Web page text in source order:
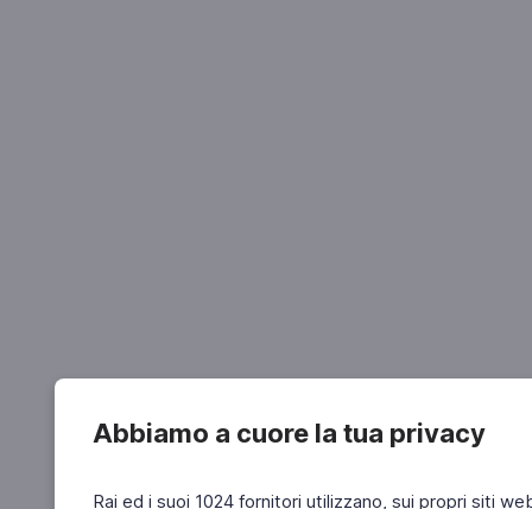
Abbiamo a cuore la tua privacy
Rai ed i suoi 1024 fornitori utilizzano, sui propri siti